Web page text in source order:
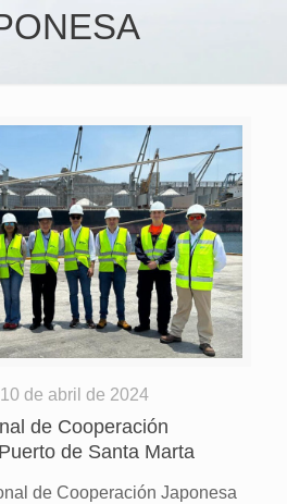
10 de abril de 2024
de Cooperación
de Santa Marta
de Cooperación Japonesa